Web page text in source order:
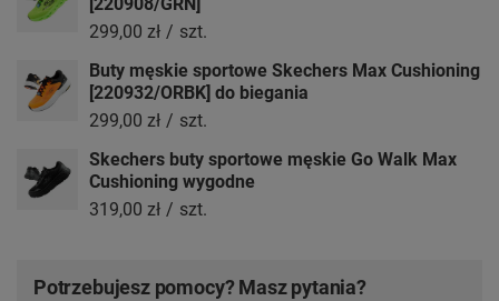
299,00 zł / szt.
Buty męskie sportowe Skechers Max Cushioning
[220932/ORBK] do biegania
299,00 zł / szt.
Skechers buty sportowe męskie Go Walk Max
Cushioning wygodne
319,00 zł / szt.
Potrzebujesz pomocy? Masz pytania?